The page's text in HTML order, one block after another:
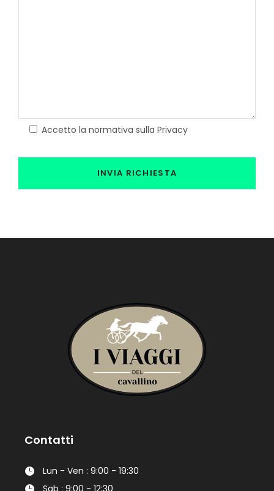
Accetto la normativa sulla Privacy
Contatti
Lun - Ven : 9:00 - 19:30